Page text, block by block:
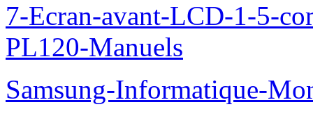
7-Ecran-avant-LCD-1-5-
PL120-Manuels
Samsung-Informatique-